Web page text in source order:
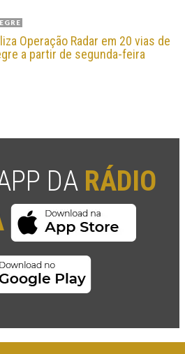
Operação Radar em 20 vias de
a partir de segunda-feira
DA RÁDIO